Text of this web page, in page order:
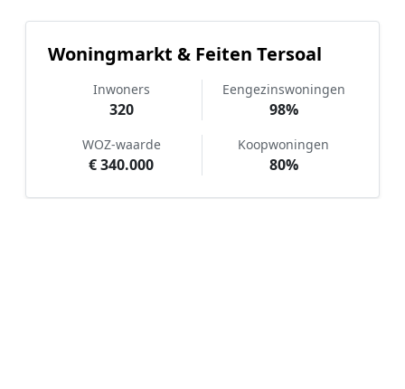
Woningmarkt & Feiten Tersoal
Inwoners
320
Eengezinswoningen
98%
WOZ-waarde
€ 340.000
Koopwoningen
80%